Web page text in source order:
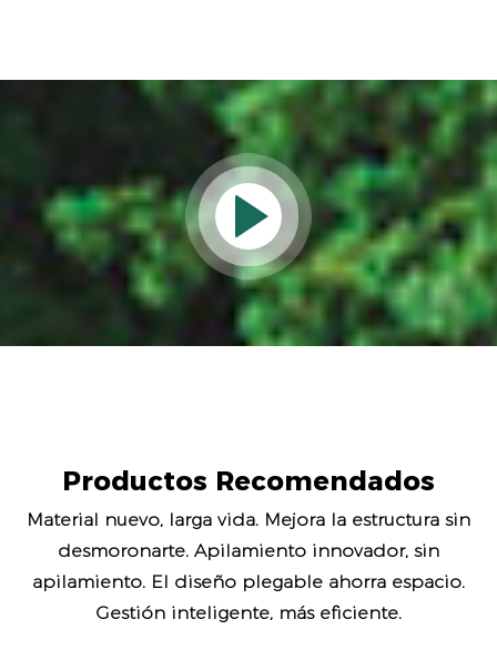
Productos Recomendados
Material nuevo, larga vida. Mejora la estructura sin
desmoronarte. Apilamiento innovador, sin
apilamiento. El diseño plegable ahorra espacio.
Gestión inteligente, más eficiente.